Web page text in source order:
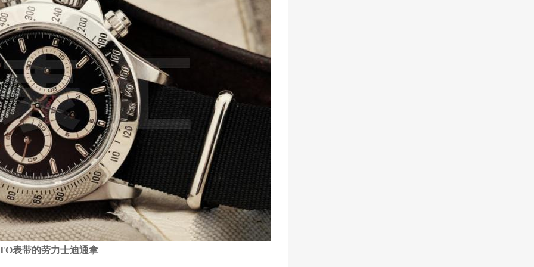
表带的劳力士迪通拿